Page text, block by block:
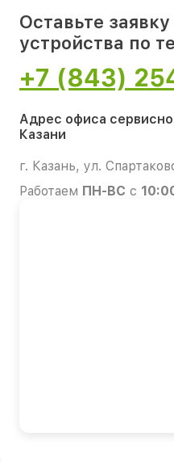
Оставьте
устройства по
+7 (843)
Адрес офиса
Казани
г. Казань, ул.
Работаем ПН-ВС с